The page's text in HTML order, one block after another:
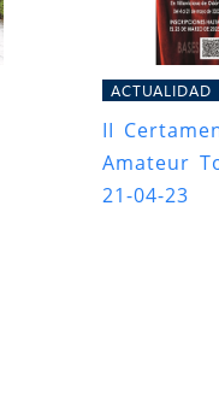
ACTUALIDAD
II
Amateur
21-04-23